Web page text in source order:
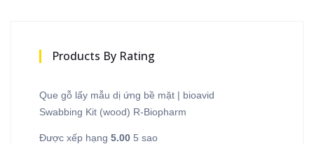
Products By Rating
Que gỗ lấy mẫu dị ứng bề mặt | bioavid
Swabbing Kit (wood) R-Biopharm
Được xếp hạng 5.00 5 sao